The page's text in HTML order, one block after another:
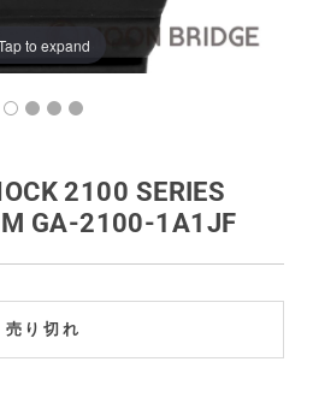
to expand
2100 SERIES
GA-2100-1A1JF
売り切れ